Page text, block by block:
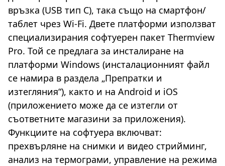
връзка (USB тип C), така също на смартфон/
таблет чрез Wi-Fi. Двете платформи използват
специализирания софтуерен пакет Thermview
Pro. Той се предлага за инсталиране на
платформи Windows (инсталационният файл
се намира в раздела „Препратки и
изтегляния“), както и на Android и iOS
(приложението може да се изтегли от
съответните магазини за приложения).
Функциите на софтуера включват:
прехвърляне на снимки и видео стрийминг,
анализ на термограми, управление на режима